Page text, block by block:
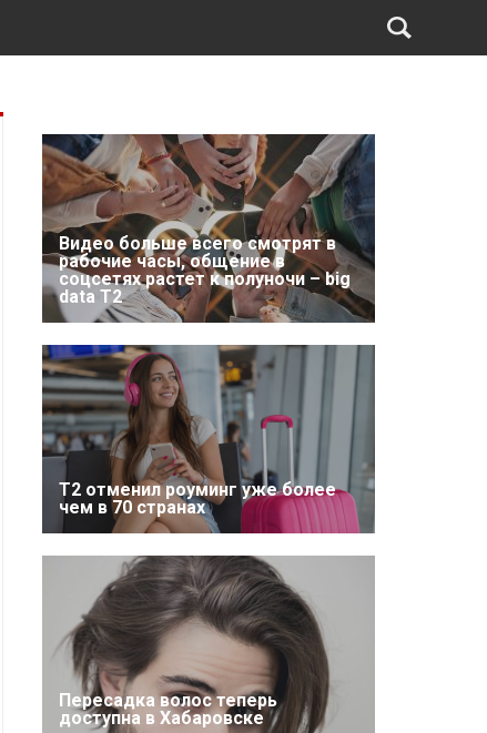
Видео больше всего смотрят в
рабочие часы, общение в
соцсетях растет к полуночи – big
data T2
Т2 отменил роуминг уже более
чем в 70 странах
Пересадка волос теперь
доступна в Хабаровске